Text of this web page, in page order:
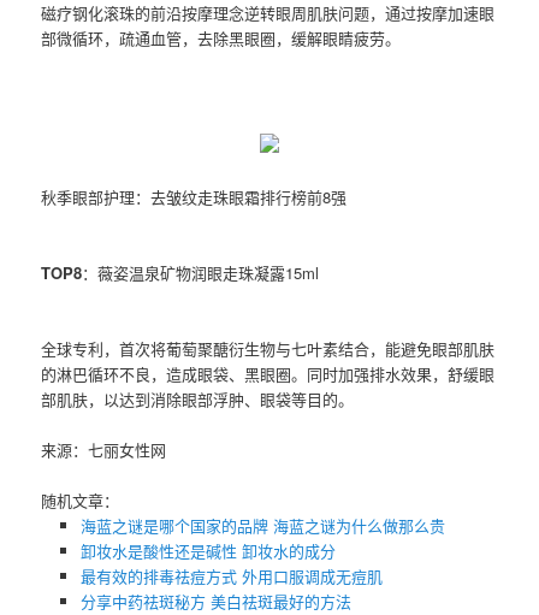
磁疗钢化滚珠的前沿按摩理念逆转眼周肌肤问题，通过按摩加速眼
部微循环，疏通血管，去除黑眼圈，缓解眼睛疲劳。
秋季眼部护理：去皱纹走珠眼霜排行榜前8强
TOP8：薇姿温泉矿物润眼走珠凝露15ml
全球专利，首次将葡萄聚醣衍生物与七叶素结合，能避免眼部肌肤
的淋巴循环不良，造成眼袋、黑眼圈。同时加强排水效果，舒缓眼
部肌肤，以达到消除眼部浮肿、眼袋等目的。
来源：七丽女性网
随机文章：
海蓝之谜是哪个国家的品牌 海蓝之谜为什么做那么贵
卸妆水是酸性还是碱性 卸妆水的成分
最有效的排毒祛痘方式 外用口服调成无痘肌
分享中药祛斑秘方 美白祛斑最好的方法